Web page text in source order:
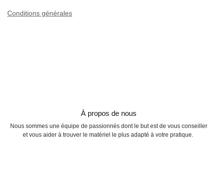
Conditions générales
À propos de nous
Nous sommes une équipe de passionnés dont le but est de vous
conseiller et vous aider à trouver le matériel le plus adapté à votre